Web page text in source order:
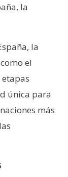
la
la
el
única para
más